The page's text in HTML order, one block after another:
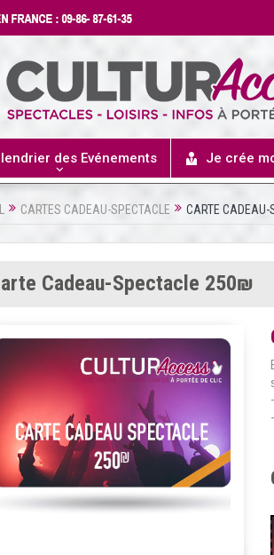
des Evénements Je crée
CARTES CADEAU-SPECTACLE CARTE
Cadeau-Spectacle 250₪